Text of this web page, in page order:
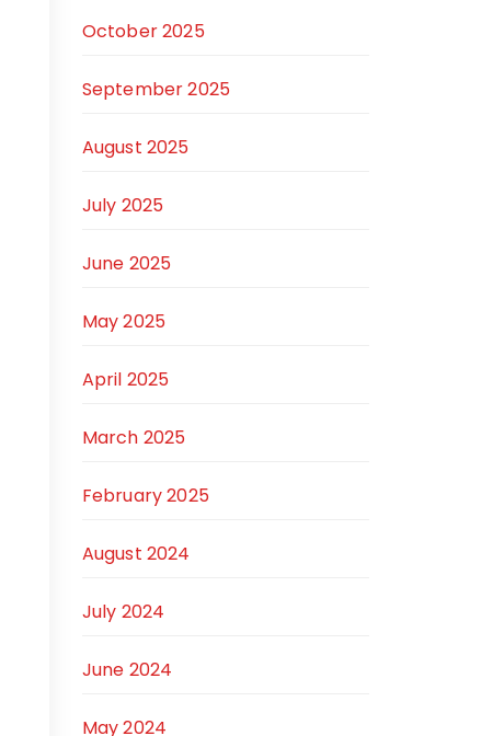
October 2025
September 2025
August 2025
July 2025
June 2025
May 2025
April 2025
March 2025
February 2025
August 2024
July 2024
June 2024
May 2024